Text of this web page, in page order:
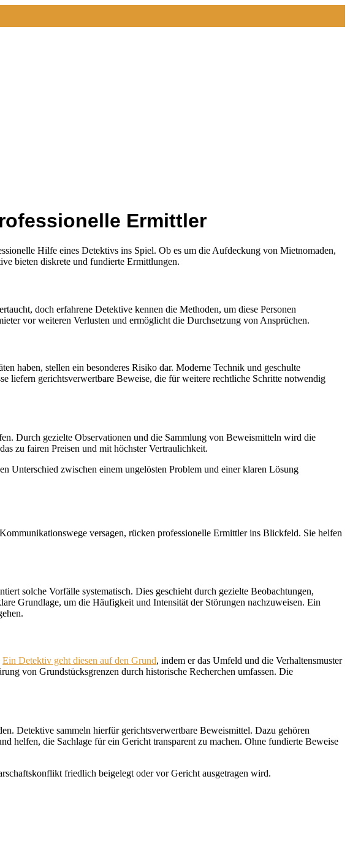
Ermittler
Hilfe eines Detektivs ins Spiel. Ob es um die Aufdeckung von Mietnomaden,
bieten diskrete und fundierte Ermittlungen.
doch erfahrene Detektive kennen die Methoden, um diese Personen
vor weiteren Verlusten und ermöglicht die Durchsetzung von Ansprüchen.
haben, stellen ein besonderes Risiko dar. Moderne Technik und geschulte
liefern gerichtsverwertbare Beweise, die für weitere rechtliche Schritte notwendig
Durch gezielte Observationen und die Sammlung von Beweismitteln wird die
zu fairen Preisen und mit höchster Vertraulichkeit.
Unterschied zwischen einem ungelösten Problem und einer klaren Lösung
versagen, rücken professionelle Ermittler ins Blickfeld. Sie helfen
solche Vorfälle systematisch. Dies geschieht durch gezielte Beobachtungen,
Grundlage, um die Häufigkeit und Intensität der Störungen nachzuweisen. Ein
Ein Detektiv geht diesen auf den Grund, indem er das Umfeld und die Verhaltensmuster
von Grundstücksgrenzen durch historische Recherchen umfassen. Die
Detektive sammeln hierfür gerichtsverwertbare Beweismittel. Dazu gehören
helfen, die Sachlage für ein Gericht transparent zu machen. Ohne fundierte Beweise
friedlich beigelegt oder vor Gericht ausgetragen wird.